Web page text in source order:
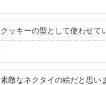
クッキーの型として使わせて
素敵なネクタイの絵だと思い